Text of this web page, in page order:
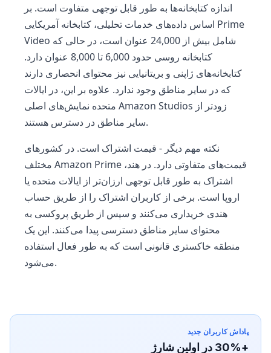
اندازه کتابخانه‌ها به طور قابل توجهی متفاوت است. بر
اساس داده‌های خدمات تحلیلی، کتابخانه آمریکایی Prime
Video شامل بیش از 24,000 عنوان است، در حالی که
کتابخانه روسی حدود 6,000 تا 8,000 عنوان دارد.
کتابخانه‌های ژاپنی و بریتانیایی نیز محتوای انحصاری دارند
که در سایر مناطق وجود ندارد. علاوه بر این، در ایالات
متحده نمایش‌های اصلی Amazon Studios زودتر از
سایر مناطق در دسترس هستند.
نکته مهم دیگر - قیمت اشتراک است. در کشورهای
مختلف Amazon Prime قیمت‌های متفاوتی دارد. در هند،
اشتراک به طور قابل توجهی ارزان‌تر از ایالات متحده یا
اروپا است. برخی از کاربران اشتراک را از طریق حساب
هندی خریداری می‌کنند و سپس از طریق پروکسی به
محتوای سایر مناطق دسترسی پیدا می‌کنند. این یک
منطقه خاکستری قانونی است که به طور فعال استفاده
می‌شود.
پاداش کاربران جدید
+30% در اولین شارژ